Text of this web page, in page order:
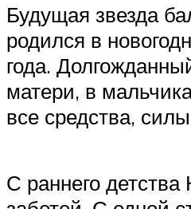
Будущая звезда
родился в
года.
матери, в
все средства,
С раннего